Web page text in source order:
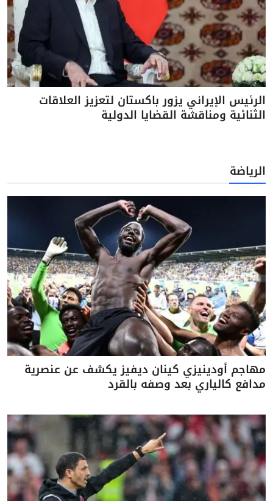
الرئيس الإيراني يزور باكستان لتعزيز العلاقات
الثنائية ومناقشة القضايا الدولية
الرياضة
مهاجم أودينيزي كينان ديفيز يكشف عن عنصرية
مدافع كالياري بعد وصفه بالقرد